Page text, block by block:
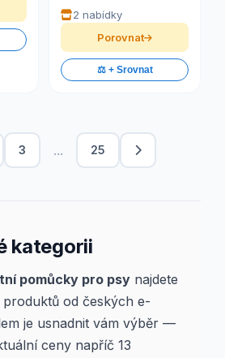
2 nabídky
Porovnat
⚖️ + Srovnat
3 ... 25
kategorii
pomůcky pro psy najdete
od českých e-
je usnadnit vám výběr —
ceny napříč 13